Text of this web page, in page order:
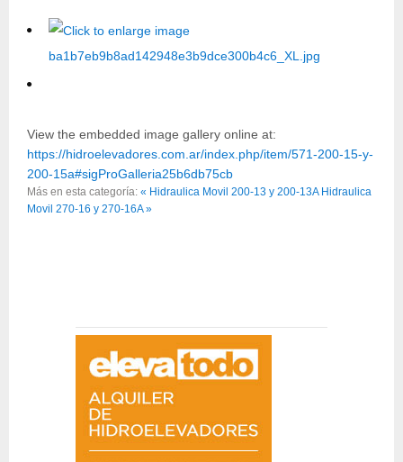
View the embedded image gallery online at:
https://hidroelevadores.com.ar/index.php/item/571-200-15-y-
200-15a#sigProGalleria25b6db75cb
Más en esta categoría: « Hidraulica Movil 200-13 y 200-13A Hidraulica
Movil 270-16 y 270-16A »